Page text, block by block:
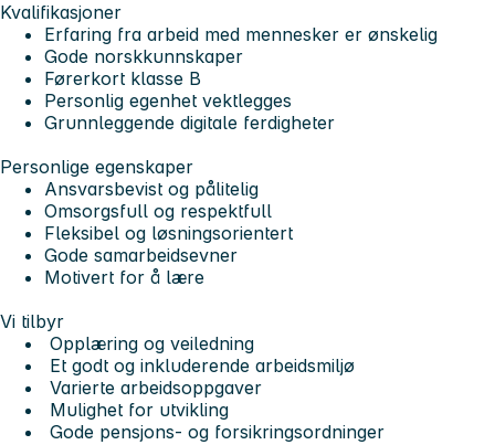
Kvalifikasjoner
Erfaring fra arbeid med mennesker er ønskelig
Gode norskkunnskaper
Førerkort klasse B
Personlig egenhet vektlegges
Grunnleggende digitale ferdigheter
Personlige egenskaper
Ansvarsbevist og pålitelig
Omsorgsfull og respektfull
Fleksibel og løsningsorientert
Gode samarbeidsevner
Motivert for å lære
Vi tilbyr
Opplæring og veiledning
Et godt og inkluderende arbeidsmiljø
Varierte arbeidsoppgaver
Mulighet for utvikling
Gode pensjons- og forsikringsordninger